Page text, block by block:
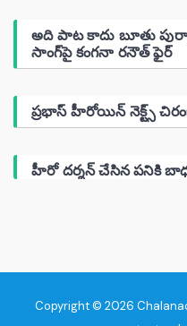
అది పాట కాదు బూతు
సాంగ్‌పై కంగనా రనౌత్ ఫైర్
ప్రభాస్ హీరోయిన్ నెక్ట్స్
హీరో దర్శన్ చేసిన పనికి
Copyright © 2026